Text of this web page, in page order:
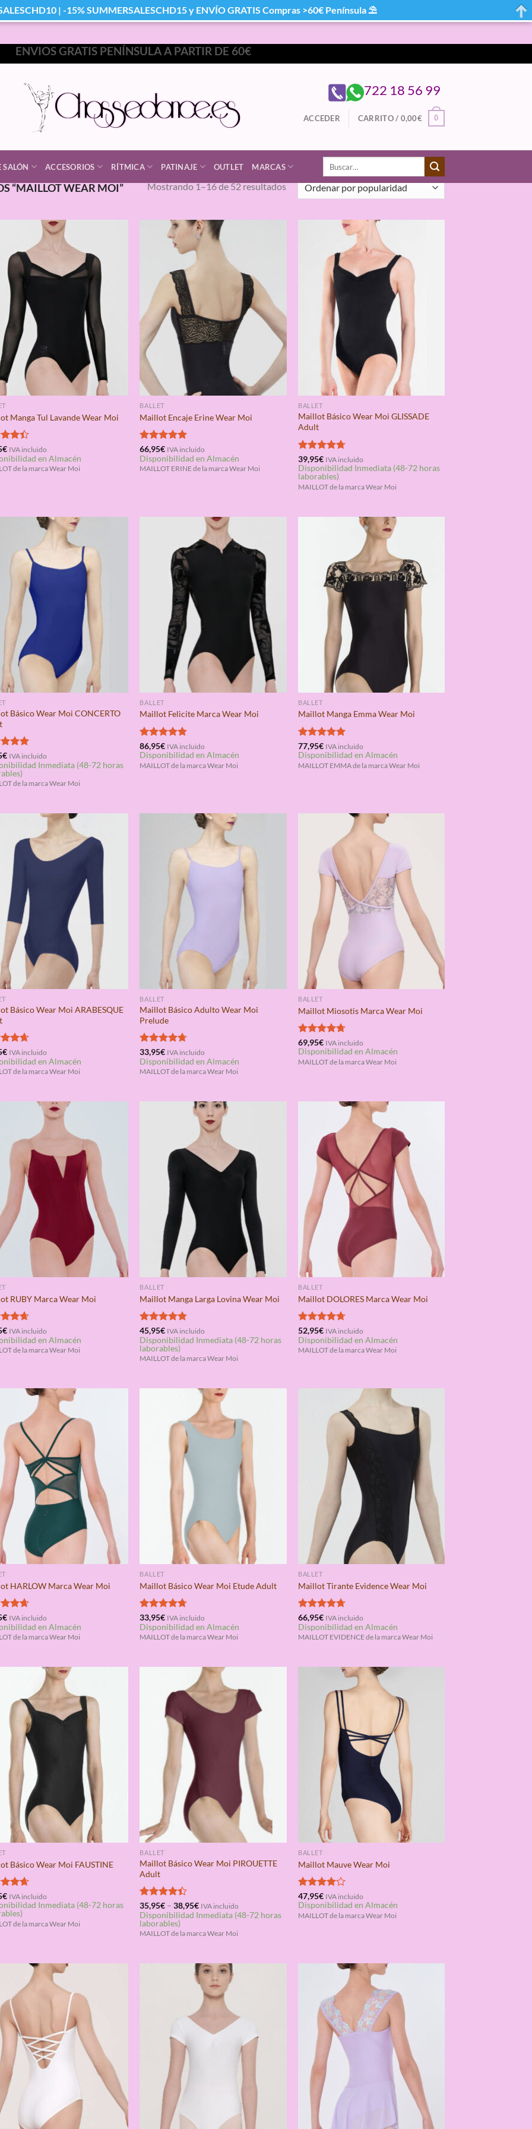
ENVIOS GRATIS PENÍNSULA A PARTIR DE 60€
722 18 56 99
ACCEDER CARRITO / 0,00€ 0
SALÓN ACCESORIOS RÍTMICA PATINAJE OUTLET MARCAS
Buscar
“MAILLOT WEAR MOI” Mostrando 1–16 de 52 resultadosOrdenado
por
Manga Tul Lavande Wear Moi
4.40
€ IVA incluido
en Almacén
de la marca Wear Moi
BALLET
Maillot Encaje Erine Wear Moi
Valorado
con5.00
de 5
66,95€ IVA incluido
Disponibilidad en Almacén
MAILLOT ERINE de la marca Wear Moi
BALLET
Maillot Básico Wear Moi GLISSADE
Adult
Valorado
con4.67
de 5
39,95€ IVA incluido
Disponibilidad Inmediata (48-72 horas
laborables)
MAILLOT de la marca Wear Moi
Básico Wear Moi CONCERTO
5.00
€ IVA incluido
Inmediata (48-72 horas
de la marca Wear Moi
BALLET
Maillot Felicite Marca Wear Moi
Valorado
con4.75
de 5
86,95€ IVA incluido
Disponibilidad en Almacén
MAILLOT de la marca Wear Moi
BALLET
Maillot Manga Emma Wear Moi
Valorado
con5.00
de 5
77,95€ IVA incluido
Disponibilidad en Almacén
MAILLOT EMMA de la marca Wear Moi
Básico Wear Moi ARABESQUE
4.67
€ IVA incluido
en Almacén
de la marca Wear Moi
BALLET
Maillot Básico Adulto Wear Moi
Prelude
Valorado
con4.67
de 5
33,95€ IVA incluido
Disponibilidad en Almacén
MAILLOT de la marca Wear Moi
BALLET
Maillot Miosotis Marca Wear Moi
Valorado
con4.67
de 5
69,95€ IVA incluido
Disponibilidad en Almacén
MAILLOT de la marca Wear Moi
RUBY Marca Wear Moi
4.67
€ IVA incluido
en Almacén
de la marca Wear Moi
BALLET
Maillot Manga Larga Lovina Wear Moi
Valorado
con4.75
de 5
45,95€ IVA incluido
Disponibilidad Inmediata (48-72 horas
laborables)
MAILLOT de la marca Wear Moi
BALLET
Maillot DOLORES Marca Wear Moi
Valorado
con4.67
de 5
52,95€ IVA incluido
Disponibilidad en Almacén
MAILLOT de la marca Wear Moi
HARLOW Marca Wear Moi
4.67
€ IVA incluido
en Almacén
de la marca Wear Moi
BALLET
Maillot Básico Wear Moi Etude Adult
Valorado
con4.67
de 5
33,95€ IVA incluido
Disponibilidad en Almacén
MAILLOT de la marca Wear Moi
BALLET
Maillot Tirante Evidence Wear Moi
Valorado
con4.67
de 5
66,95€ IVA incluido
Disponibilidad en Almacén
MAILLOT EVIDENCE de la marca Wear Moi
Básico Wear Moi FAUSTINE
4.67
€ IVA incluido
Inmediata (48-72 horas
de la marca Wear Moi
BALLET
Maillot Básico Wear Moi PIROUETTE
Adult
Valorado
con4.33
de 5
35,95€ –38,95€ IVA incluido
Disponibilidad Inmediata (48-72 horas
laborables)
MAILLOT de la marca Wear Moi
BALLET
Maillot Mauve Wear Moi
Valorado
con4.00
de 5
47,95€ IVA incluido
Disponibilidad en Almacén
MAILLOT de la marca Wear Moi
| -15% SUMMERSALESCHD15 y ENVÍO GRATIS Compras >60€ Península ⛱